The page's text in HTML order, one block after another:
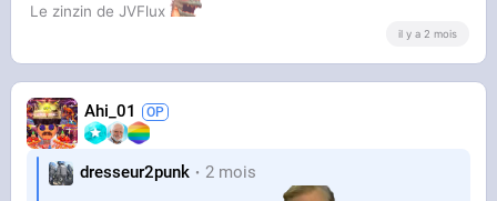
Le zinzin de JVFlux
il y a 2 mois
Ahi_01
dresseur2punk 2 mois